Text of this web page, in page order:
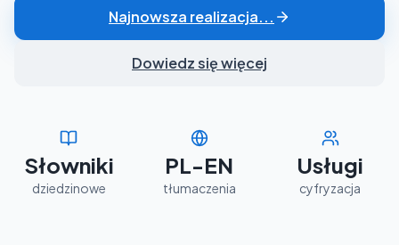
Najnowsza realizacja...
Dowiedz się więcej
Słowniki
dziedzinowe
PL-EN
tłumaczenia
Usługi
cyfryzacja